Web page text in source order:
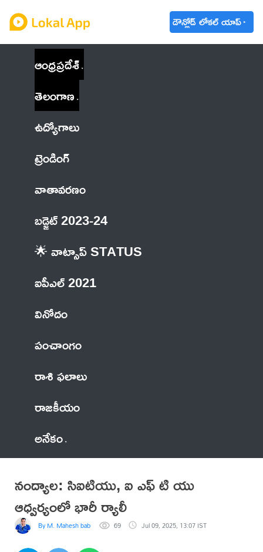
డౌన్లోడ్ లోకల్ యాప్
ఆంధ్రప్రదేశ్
తెలంగాణ
ఉద్యోగాలు
ట్రెండింగ్
వాతావరణం
బడ్జెట్ 2023-24
🌟 వాట్సాప్ STATUS
ఐపీఎల్ 2021
వినోదం
పంచాంగం
రాశి ఫలాలు
రాజకీయం
అనేకం
నంద్యాల: సిఐటియు, ఐ ఎఫ్ టి యు
ఆధ్వర్యంలో భారీ ర్యాలీ
By M. Mahesh babu 69 Jul 09, 2025, 13:07 IST